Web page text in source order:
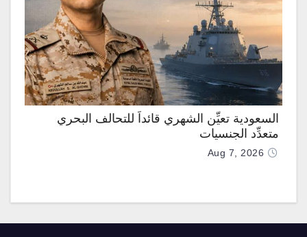
السعودية تعيِّن الشهري قائداً للتحالف البحري
متعدِّد الجنسيات
Aug 7, 2026